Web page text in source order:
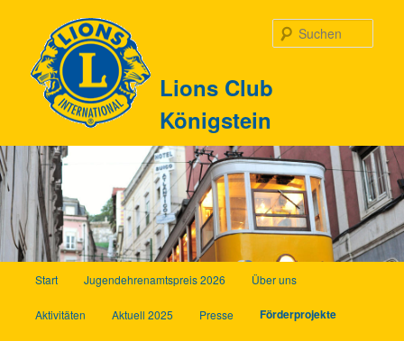
wechseln
Lions Club
Königstein
Start Jugendehrenamtspreis 2026 Über uns
Aktivitäten Aktuell 2025 Presse Förderprojekte